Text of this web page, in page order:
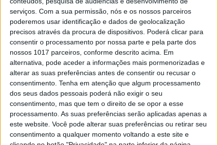
serviços. Com a sua permissão, nós e os nossos parceiros
poderemos usar identificação e dados de geolocalização
precisos através da procura de dispositivos. Poderá clicar para
consentir o processamento por nossa parte e pela parte dos
nossos 1017 parceiros, conforme descrito acima. Em
alternativa, pode aceder a informações mais pormenorizadas e
alterar as suas preferências antes de consentir ou recusar o
consentimento. Tenha em atenção que algum processamento
dos seus dados pessoais poderá não exigir o seu
consentimento, mas que tem o direito de se opor a esse
processamento. As suas preferências serão aplicadas apenas a
este website. Você pode alterar suas preferências ou retirar seu
consentimento a qualquer momento voltando a este site e
levar à cegueira, conseguiu recuperar
parcialmente a visão. Com a ajuda de uma
proteína contida num vírus inofensivo e de uns
óculos especiais, o voluntário conseguiu voltar a
distinguir objetos
Exame Informática